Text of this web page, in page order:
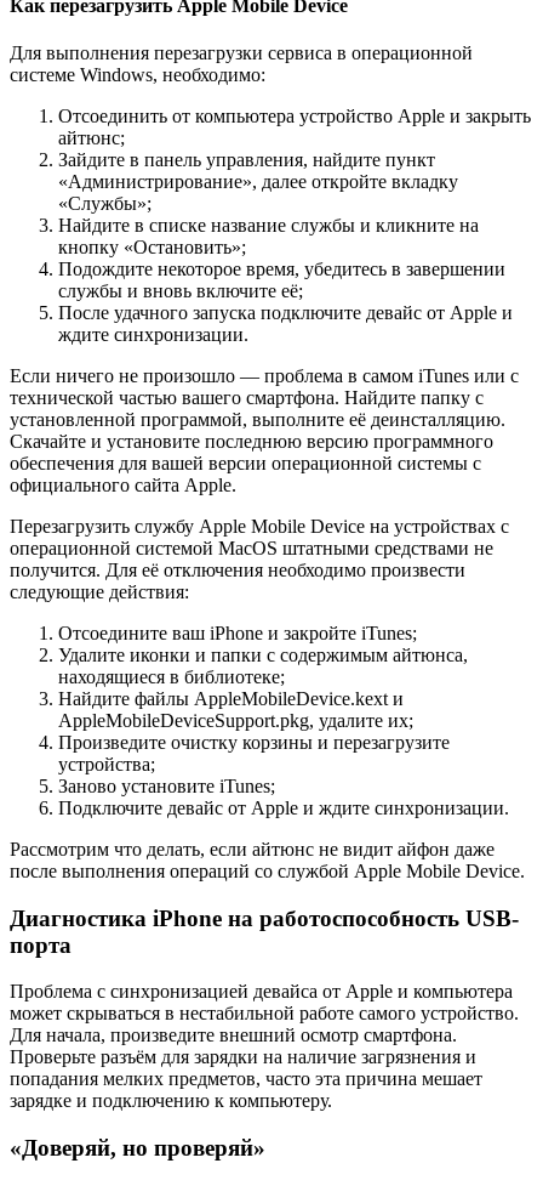
Как перезагрузить Apple Mobile Device
Для выполнения перезагрузки сервиса в операционной
системе Windows, необходимо:
Отсоединить от компьютера устройство Apple и закрыть
айтюнс;
Зайдите в панель управления, найдите пункт
«Администрирование», далее откройте вкладку
«Службы»;
Найдите в списке название службы и кликните на
кнопку «Остановить»;
Подождите некоторое время, убедитесь в завершении
службы и вновь включите её;
После удачного запуска подключите девайс от Apple и
ждите синхронизации.
Если ничего не произошло — проблема в самом iTunes или с
технической частью вашего смартфона. Найдите папку с
установленной программой, выполните её деинсталляцию.
Скачайте и установите последнюю версию программного
обеспечения для вашей версии операционной системы с
официального сайта Apple.
Перезагрузить службу Apple Mobile Device на устройствах с
операционной системой MacOS штатными средствами не
получится. Для её отключения необходимо произвести
следующие действия:
Отсоедините ваш iPhone и закройте iTunes;
Удалите иконки и папки с содержимым айтюнса,
находящиеся в библиотеке;
Найдите файлы AppleMobileDevice.kext и
AppleMobileDeviceSupport.pkg, удалите их;
Произведите очистку корзины и перезагрузите
устройства;
Заново установите iTunes;
Подключите девайс от Apple и ждите синхронизации.
Рассмотрим что делать, если айтюнс не видит айфон даже
после выполнения операций со службой Apple Mobile Device.
Диагностика iPhone на работоспособность USB-
порта
Проблема с синхронизацией девайса от Apple и компьютера
может скрываться в нестабильной работе самого устройство.
Для начала, произведите внешний осмотр смартфона.
Проверьте разъём для зарядки на наличие загрязнения и
попадания мелких предметов, часто эта причина мешает
зарядке и подключению к компьютеру.
«Доверяй, но проверяй»